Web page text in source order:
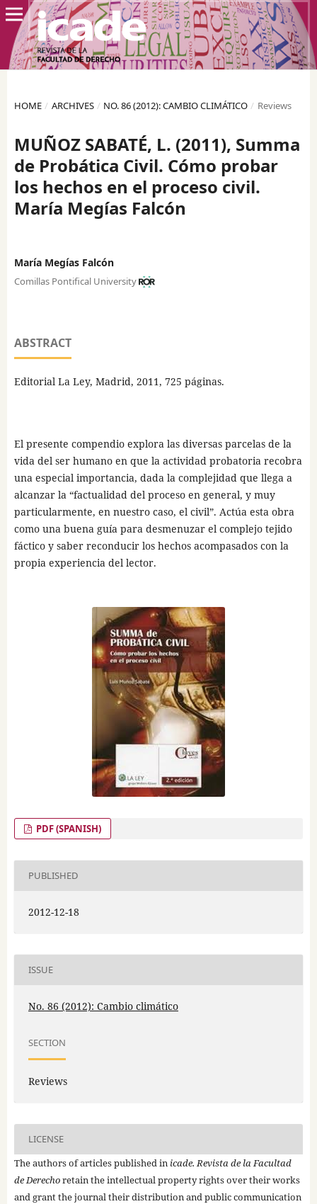
HOME / ARCHIVES / NO. 86 (2012): CAMBIO CLIMÁTICO / Reviews
MUÑOZ SABATÉ, L. (2011), Summa
de Probática Civil. Cómo probar
los hechos en el proceso civil.
María Megías Falcón
María Megías Falcón
Comillas Pontifical University
ABSTRACT
Editorial La Ley, Madrid, 2011, 725 páginas.
El presente compendio explora las diversas parcelas de la
vida del ser humano en que la actividad probatoria recobra
una especial importancia, dada la complejidad que llega a
alcanzar la “factualidad del proceso en general, y muy
particularmente, en nuestro caso, el civil”. Actúa esta obra
como una buena guía para desmenuzar el complejo tejido
fáctico y saber reconducir los hechos acompasados con la
propia experiencia del lector.
PDF (SPANISH)
PUBLISHED
2012-12-18
ISSUE
No. 86 (2012): Cambio climático
SECTION
Reviews
LICENSE
The authors of articles published in icade. Revista de la Facultad
de Derechoretain the intellectual property rights over their works
and grant the journal their distribution and public communication